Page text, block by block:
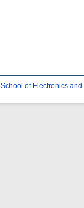
School of Electronics